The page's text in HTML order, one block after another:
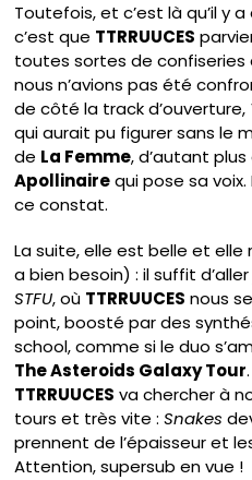
Toutefois, et c’est là qu’il y
c’est que TTRRUUCES
toutes sortes de confiseries
nous n’avions pas été
de côté la track d’ouverture,
qui aurait pu figurer sans le
de La Femme, d’autant
Apollinairequi pose sa
ce constat.
La suite, elle est belle et
a bien besoin) : il suffit
STFU, où TTRRUUCES nous
point, boosté par des
school, comme si le duo
The Asteroids Galaxy Tour
TTRRUUCES va chercher à
tours et très vite :Snakes
prennent de l’épaisseur et
Attention, supersub en vue !